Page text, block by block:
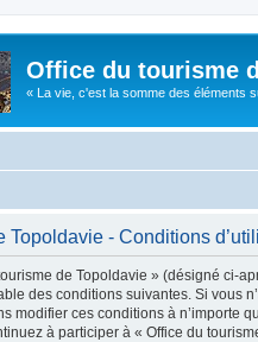
Office du tourisme
« La vie, c'est la somme des éléments
Topoldavie - Conditions
de Topoldavie » (désigné ci-
des conditions suivantes. Si vous
modifier ces conditions à n’importe
à participer à « Office du